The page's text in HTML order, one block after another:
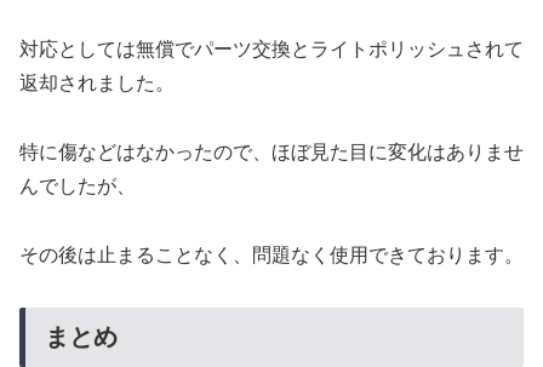
対応としては無償でパーツ交換とライトポリッシュされて
返却されました。
特に傷などはなかったので、ほぼ見た目に変化はありませ
んでしたが、
その後は止まることなく、問題なく使用できております。
まとめ